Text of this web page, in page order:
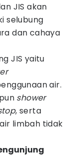
JIS akan
selubung
dan cahaya
JIS yaitu
air.
shower
, serta
limbah tidak